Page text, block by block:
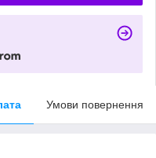
Умови повернення